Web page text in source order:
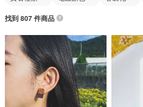
找到 807 件商品